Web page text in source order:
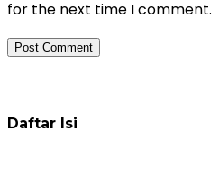
for the next time I comment.
Daftar Isi